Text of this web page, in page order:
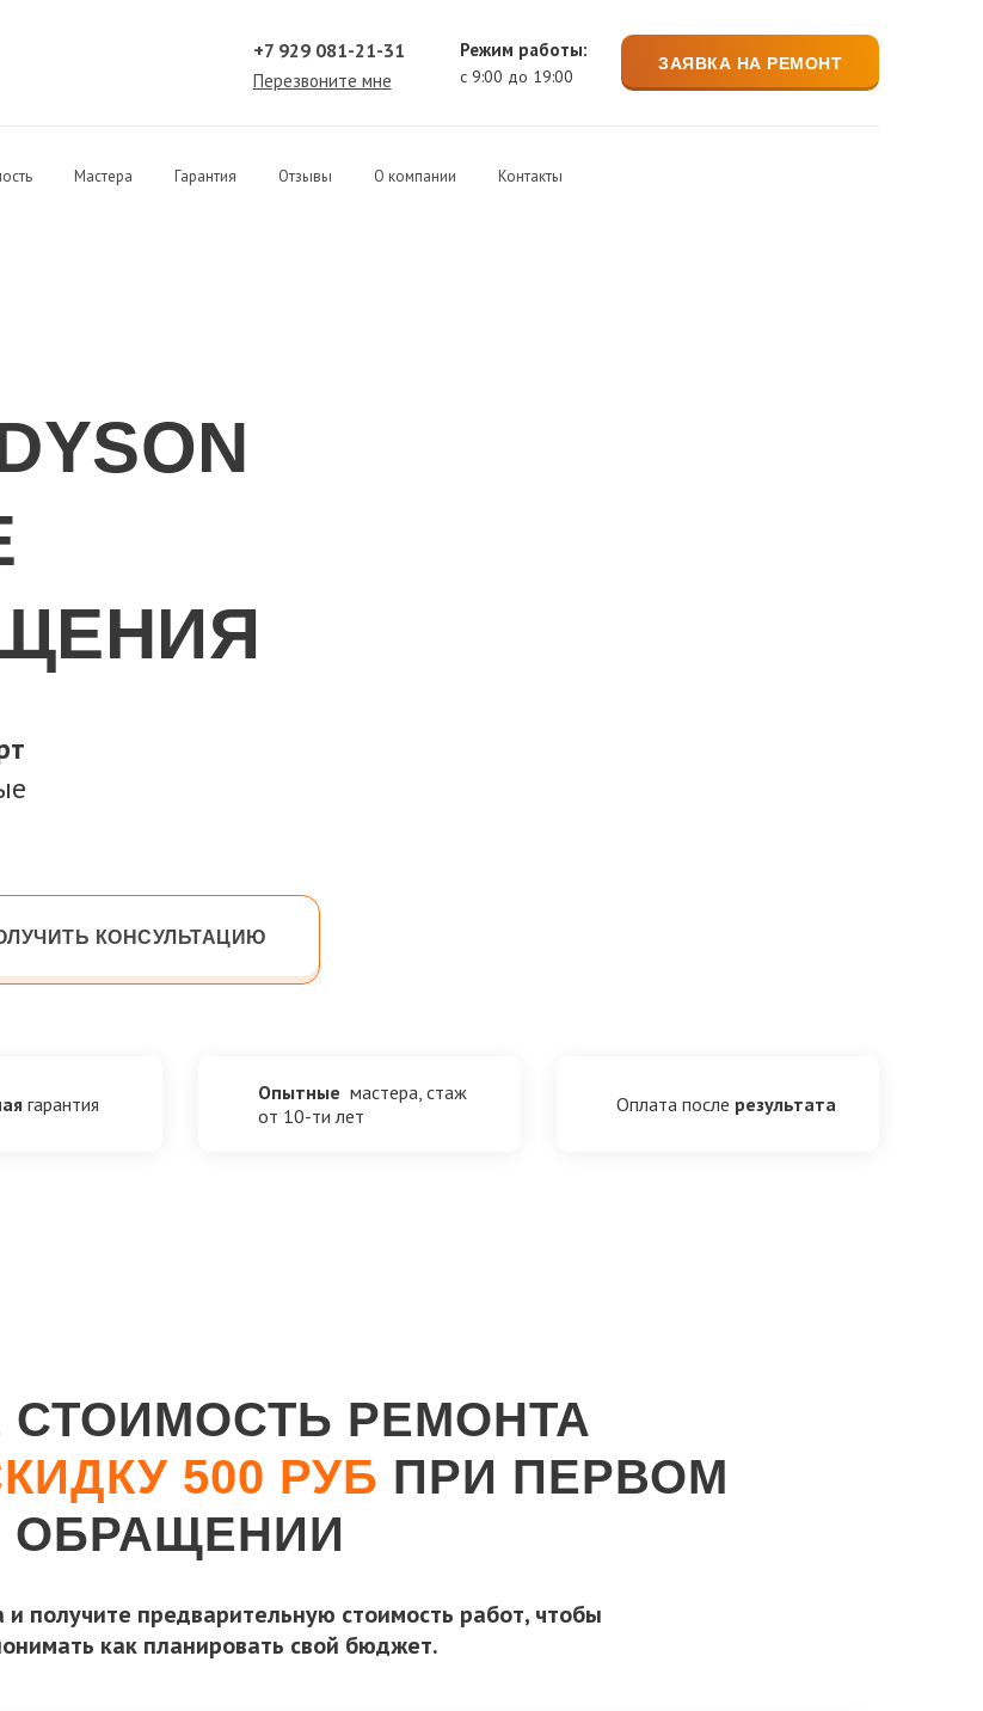
+7 929 081-21-31
Перезвоните мне
Режим работы:
с 9:00 до 19:00
ЗАЯВКА НА РЕМОНТ
Мастера Гарантия Отзывы О компании Контакты
КОНСУЛЬТАЦИЮ
гарантия Опытные мастера, стаж
от 10-ти лет
Оплата после результата
СТОИМОСТЬ РЕМОНТА
500 РУБ ПРИ ПЕРВОМ
ОБРАЩЕНИИ
и получите предварительную стоимость работ, чтобы
как планировать свой бюджет.